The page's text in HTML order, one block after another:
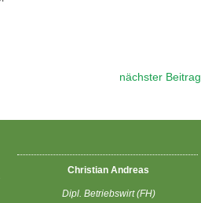
nächster Beitrag
Christian Andreas
Dipl. Betriebswirt (FH)